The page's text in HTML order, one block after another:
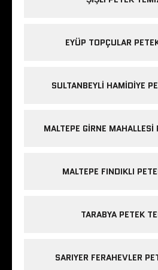
EYÜP TOPÇULAR
SULTANBEYLI HAMIDIYE
MALTEPE GIRNE
MALTEPE FINDIKLI
TARABYA PETEK
SARIYER FERAHEVLER